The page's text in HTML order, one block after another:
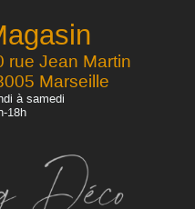
rue Jean Martin
Marseille
à samedi
18h